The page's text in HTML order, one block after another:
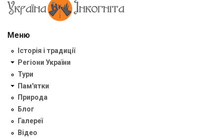
Меню
Історія і традиції
Регіони України
Тури
Пам'ятки
Природа
Блог
Галереї
Відео